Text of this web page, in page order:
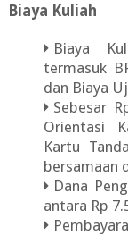
Biaya Kuliah
Biaya
termasuk
dan Biaya
Sebesar
Orientasi
Kartu
bersamaan
Dana
antara Rp